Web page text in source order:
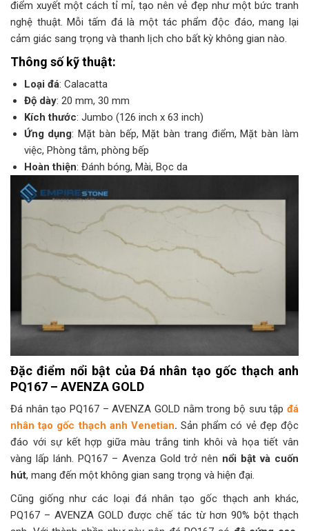
điểm xuyết một cách tỉ mỉ, tạo nên vẻ đẹp như một bức tranh
nghệ thuật. Mỗi tấm đá là một tác phẩm độc đáo, mang lại
cảm giác sang trọng và thanh lịch cho bất kỳ không gian nào.
Thông số kỹ thuật:
Loại đá: Calacatta
Độ dày: 20 mm, 30 mm
Kích thước: Jumbo (126 inch x 63 inch)
Ứng dụng: Mặt bàn bếp, Mặt bàn trang điểm, Mặt bàn làm
việc, Phòng tắm, phòng bếp
Hoàn thiện: Đánh bóng, Mài, Bọc da
Đặc điểm nổi bật của Đá nhân tạo gốc thạch anh
PQ167 – AVENZA GOLD
Đá nhân tạo PQ167 – AVENZA GOLD nằm trong bộ sưu tập đá
nhân tạo gốc thạch anh Venetian. Sản phẩm có vẻ đẹp độc
đáo với sự kết hợp giữa màu trắng tinh khôi và họa tiết vân
vàng lấp lánh. PQ167 – Avenza Gold trở nên nổi bật và cuốn
hút, mang đến một không gian sang trọng và hiện đại.
Cũng giống như các loại đá nhân tạo gốc thạch anh khác,
PQ167 – AVENZA GOLD được chế tác từ hơn 90% bột thạch